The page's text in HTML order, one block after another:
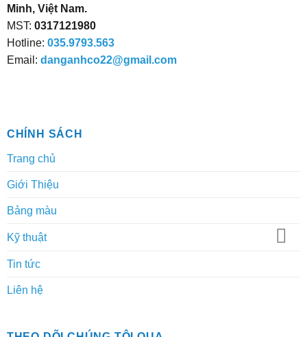
thể
được
chọn
trang
Minh, Việt Nam.
MST: 0317121980
Hotline: 035.9793.563
Email: danganhco22@gmail.com
CHÍNH SÁCH
Trang chủ
Giới Thiệu
Bảng màu
Kỹ thuật
Tin tức
Liên hệ